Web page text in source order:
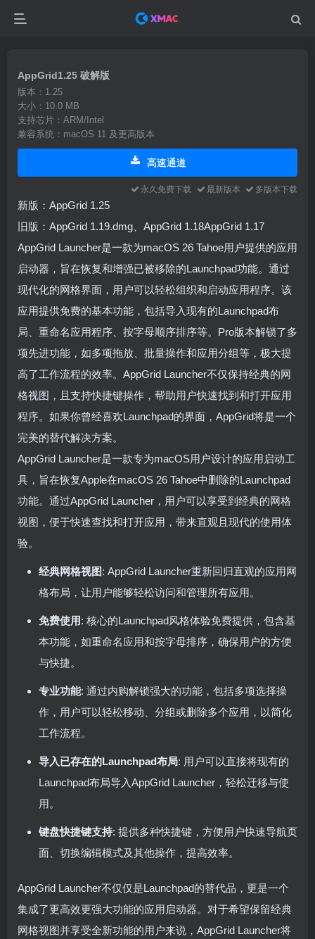
AppGrid1.25 破解版
版本：1.25
大小：10.0 MB
支持芯片：ARM/Intel
兼容系统：macOS 11 及更高版本
高速通道
永久免费下载 最新版本 多版本下载
新版：AppGrid 1.25
旧版：AppGrid 1.19.dmg、AppGrid 1.18AppGrid 1.17
AppGrid Launcher是一款为macOS 26 Tahoe用户提供的应用
启动器，旨在恢复和增强已被移除的Launchpad功能。通过
现代化的网格界面，用户可以轻松组织和启动应用程序。该
应用提供免费的基本功能，包括导入现有的Launchpad布
局、重命名应用程序、按字母顺序排序等。Pro版本解锁了多
项先进功能，如多项拖放、批量操作和应用分组等，极大提
高了工作流程的效率。AppGrid Launcher不仅保持经典的网
格视图，且支持快捷键操作，帮助用户快速找到和打开应用
程序。如果你曾经喜欢Launchpad的界面，AppGrid将是一个
完美的替代解决方案。
AppGrid Launcher是一款专为macOS用户设计的应用启动工
具，旨在恢复Apple在macOS 26 Tahoe中删除的Launchpad
功能。通过AppGrid Launcher，用户可以享受到经典的网格
视图，便于快速查找和打开应用，带来直观且现代的使用体
验。
经典网格视图: AppGrid Launcher重新回归直观的应用网
格布局，让用户能够轻松访问和管理所有应用。
免费使用: 核心的Launchpad风格体验免费提供，包含基
本功能，如重命名应用和按字母排序，确保用户的方便
与快捷。
专业功能: 通过内购解锁强大的功能，包括多项选择操
作，用户可以轻松移动、分组或删除多个应用，以简化
工作流程。
导入已存在的Launchpad布局: 用户可以直接将现有的
Launchpad布局导入AppGrid Launcher，轻松迁移与使
用。
键盘快捷键支持: 提供多种快捷键，方便用户快速导航页
面、切换编辑模式及其他操作，提高效率。
AppGrid Launcher不仅仅是Launchpad的替代品，更是一个
集成了更高效更强大功能的应用启动器。对于希望保留经典
网格视图并享受全新功能的用户来说，AppGrid Launcher将